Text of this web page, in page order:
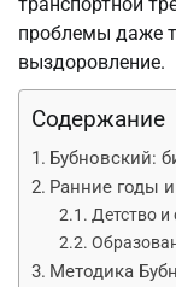
проблемы даже
выздоровление.
Содержание
Бубновский:
Ранние годы
Детство и
Методика